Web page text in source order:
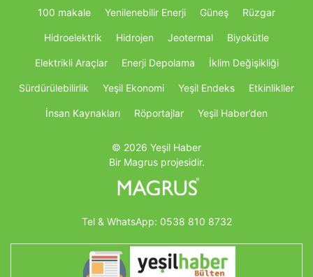
100 makale Yenilenebilir Enerji Güneş Rüzgar
Hidroelektrik Hidrojen Jeotermal Biyokütle
Elektrikli Araçlar Enerji Depolama İklim Değişikliği
Sürdürülebilirlik Yeşil Ekonomi Yeşil Endeks Etkinlikller
İnsan Kaynakları Röportajlar Yeşil Haber’den
© 2026 Yeşil Haber
Bir Magrus projesidir.
Tel & WhatsApp: 0538 810 8732